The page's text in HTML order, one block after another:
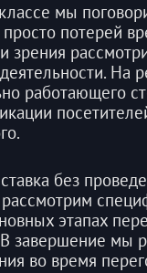
мы
потерей
зрения
На
работающего
без
этапах
завершение мы
во время